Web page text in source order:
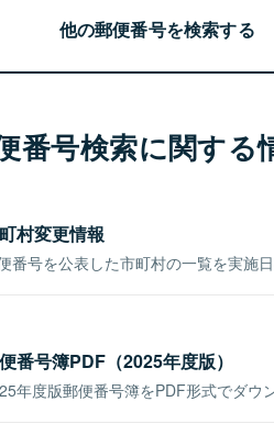
他の郵便番号を検索する
番号検索に関する
村変更情報
番号を公表した市町村の一覧を実施
番号簿PDF（2025年度版）
年度版郵便番号簿をPDF形式でダウ